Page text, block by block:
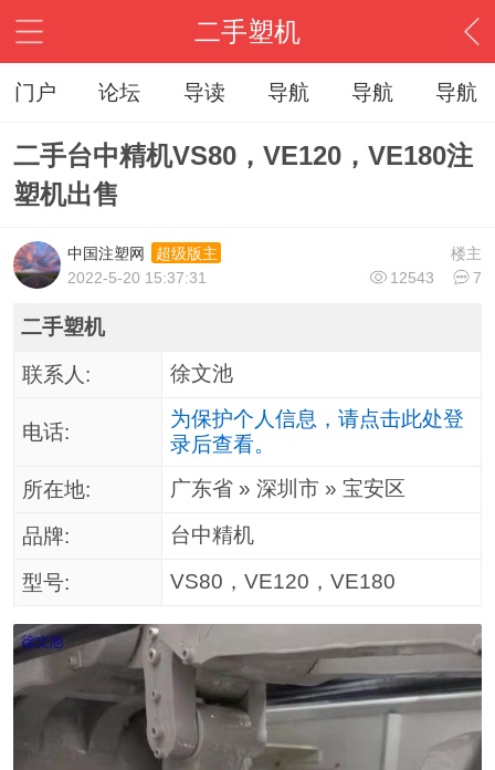
二手塑机
门户 论坛 导读 导航 导航 导航
二手台中精机VS80，VE120，VE180注
塑机出售
楼主
中国注塑网
超级版主
12543
7
2022-5-20 15:37:31
二手塑机
联系人: 徐文池
电话:
为保护个人信息，请点击此处登
录后查看。
所在地:
广东省 » 深圳市 » 宝安区
品牌: 台中精机
型号: VS80，VE120，VE180